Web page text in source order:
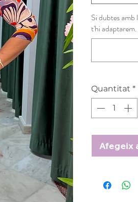
Si dubtes amb
t'hi
Quantitat *
Afegeix